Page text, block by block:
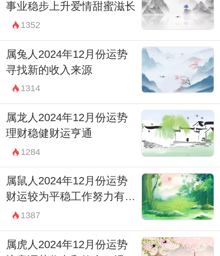
事业稳步上升爱情甜蜜滋长
1352
属兔人2024年12月份运势
寻找新的收入来源
1314
属龙人2024年12月份运势
理财稳健财运亨通
1284
属鼠人2024年12月份运势
财运较为平稳工作努力有回
报 1387
属虎人2024年12月份运势